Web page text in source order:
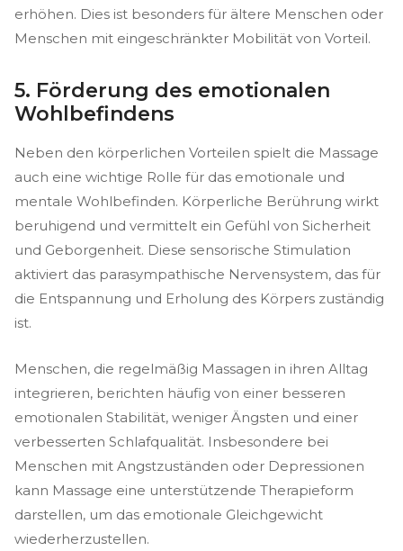
erhöhen. Dies ist besonders für ältere Menschen oder
Menschen mit eingeschränkter Mobilität von Vorteil.
5. Förderung des emotionalen
Wohlbefindens
Neben den körperlichen Vorteilen spielt die Massage
auch eine wichtige Rolle für das emotionale und
mentale Wohlbefinden. Körperliche Berührung wirkt
beruhigend und vermittelt ein Gefühl von Sicherheit
und Geborgenheit. Diese sensorische Stimulation
aktiviert das parasympathische Nervensystem, das für
die Entspannung und Erholung des Körpers zuständig
ist.
Menschen, die regelmäßig Massagen in ihren Alltag
integrieren, berichten häufig von einer besseren
emotionalen Stabilität, weniger Ängsten und einer
verbesserten Schlafqualität. Insbesondere bei
Menschen mit Angstzuständen oder Depressionen
kann Massage eine unterstützende Therapieform
darstellen, um das emotionale Gleichgewicht
wiederherzustellen.